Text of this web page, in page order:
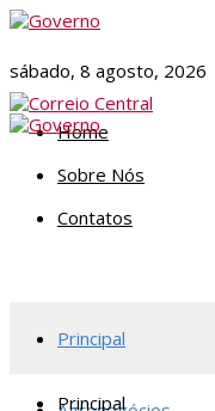
sábado, 8 agosto, 2026
Home
Sobre Nós
Contatos
Principal
Principal